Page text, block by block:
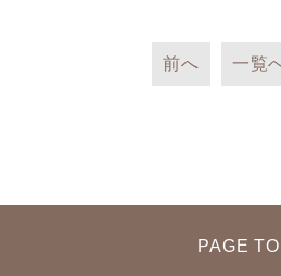
前へ 一覧
PAGE